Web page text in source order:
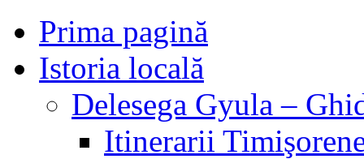
Prima pagină
Istoria locală
Delesega Gyula –
Itinerarii